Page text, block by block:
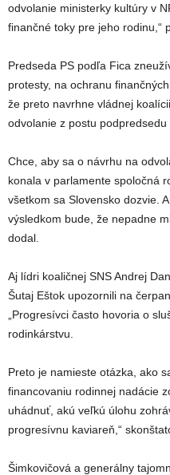
odvolanie ministerky kultúry v
finančné toky pre jeho rodinu,“
Predseda PS podľa Fica
protesty, na ochranu
že preto navrhne vládnej
odvolanie z postu podpredsedu
Chce, aby sa o návrhu na
konala v parlamente spoločná
všetkom sa Slovensko dozvie.
výsledkom bude, že nepadne
dodal.
Aj lídri koaličnej SNS Andrej
Šutaj Eštok upozornili na
„Progresívci často hovoria o
rodinkárstvu.
Preto je namieste otázka, ako
financovaniu rodinnej nadácie
uhádnuť, akú veľkú úlohu
progresívnu kaviareň,“
Šimkovičová a generálny